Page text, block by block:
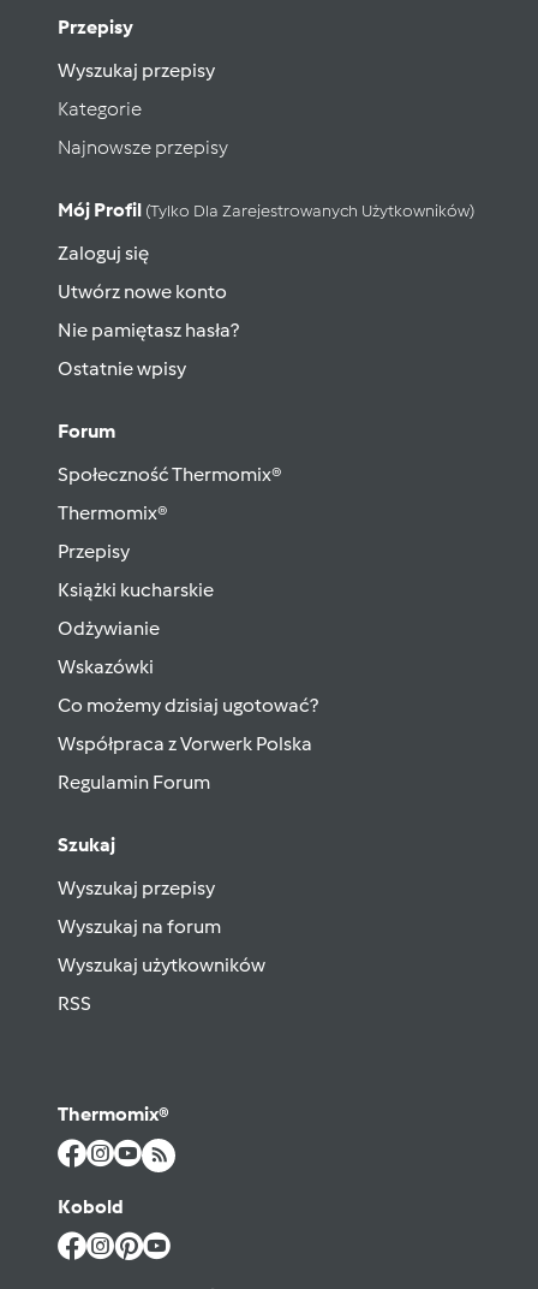
Przepisy
Wyszukaj przepisy
Kategorie
Najnowsze przepisy
Mój Profil (tylko Dla Zarejestrowanych Użytkowników)
Zaloguj się
Utwórz nowe konto
Nie pamiętasz hasła?
Ostatnie wpisy
Forum
Społeczność Thermomix®
Thermomix®
Przepisy
Książki kucharskie
Odżywianie
Wskazówki
Co możemy dzisiaj ugotować?
Współpraca z Vorwerk Polska
Regulamin Forum
Szukaj
Wyszukaj przepisy
Wyszukaj na forum
Wyszukaj użytkowników
RSS
Thermomix®
Kobold